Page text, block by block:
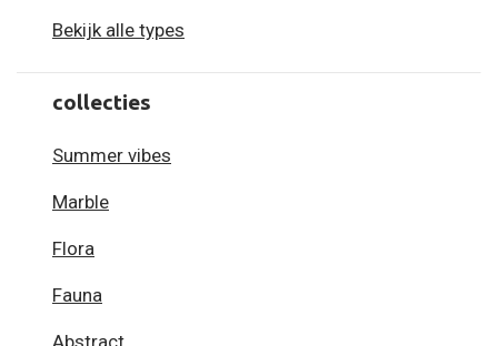
Bekijk alle types
collecties
Summer vibes
Marble
Flora
Fauna